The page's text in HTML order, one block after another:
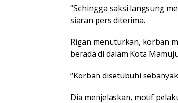
“Sehingga saksi langsung
siaran pers diterima.
Rigan menuturkan, korban
berada di dalam Kota
“Korban disetubuhi
Dia menjelaskan, motif